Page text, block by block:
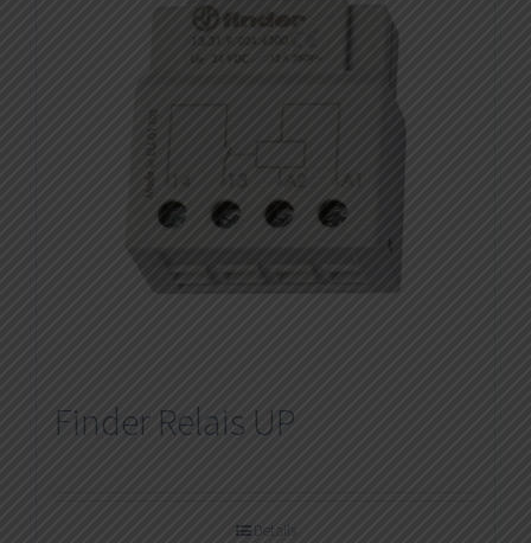
Finder Relais UP
Details